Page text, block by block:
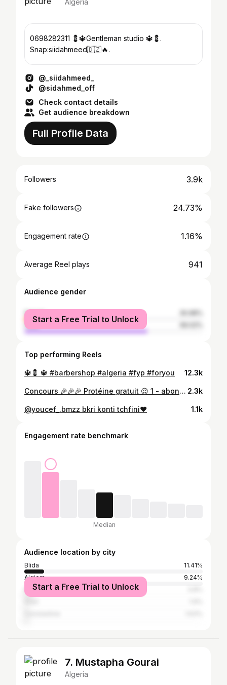
Algeria
0698282311 💈🔱Gentleman studio 🔱💈.
Snap:siidahmeed🇩🇿🔥.
@_siidahmeed_
@sidahmed_off
Check contact details
Get audience breakdown
Full Profile Data
Followers 3.9k
Fake followers 24.73%
Engagement rate 1.16%
Average Reel plays 941
Audience gender
female
male
Start a Free Trial to Unlock
Top performing Reels
🔱💈 🔱 #barbershop #algeria #fyp #foryou 12.3k
Concours 🎉🎉🎉 Protéine gratuit 😌 1 - abonner la page 2 - abonné li rani mtagihom @sh.barber__ @_siidahmeed_ @abdou_barberstudio 3 - tagi 3 amis Résultats fi live la semaine prochaine Rester bronché 🔥🔥🔥 2.3k
@youcef_.bmzz bkri konti tchfini❤️ 1.1k
Engagement rate benchmark
Median
Audience location by city
Blida
11.41%
Algiers
9.24%
Paris
Start a Free Trial to Unlock
7. Mustapha Gourai
Algeria